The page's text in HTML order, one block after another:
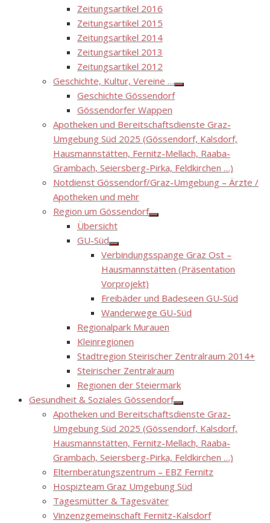
Zeitungsartikel 2016
Zeitungsartikel 2015
Zeitungsartikel 2014
Zeitungsartikel 2013
Zeitungsartikel 2012
Geschichte, Kultur, Vereine …
Show
Geschichte Gössendorf
Gössendorfer Wappen
Apotheken und Bereitschaftsdienste Graz-
Umgebung Süd 2025 (Gössendorf, Kalsdorf,
Hausmannstätten, Fernitz-Mellach, Raaba-
Grambach, Seiersberg-Pirka, Feldkirchen …)
Notdienst Gössendorf/Graz-Umgebung – Ärzte /
Apotheken und mehr
Region um Gössendorf
Show
Übersicht
GU-Süd
Show
sub
menu
Verbindungsspange Graz Ost –
Hausmannstätten (Präsentation
Vorprojekt)
Freibäder und Badeseen GU-Süd
Wanderwege GU-Süd
Regionalpark Murauen
Kleinregionen
Stadtregion Steirischer Zentralraum 2014+
Steirischer Zentralraum
Regionen der Steiermark
Gesundheit & Soziales Gössendorf
Show
sub
menu
Apotheken und Bereitschaftsdienste Graz-
Umgebung Süd 2025 (Gössendorf, Kalsdorf,
Hausmannstätten, Fernitz-Mellach, Raaba-
Grambach, Seiersberg-Pirka, Feldkirchen …)
Elternberatungszentrum – EBZ Fernitz
Hospizteam Graz Umgebung Süd
Tagesmütter & Tagesväter
Vinzenzgemeinschaft Fernitz-Kalsdorf